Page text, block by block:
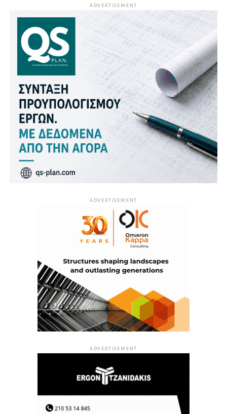
ADVERTISEMENT
ADVERTISEMENT
ADVERTISEMENT